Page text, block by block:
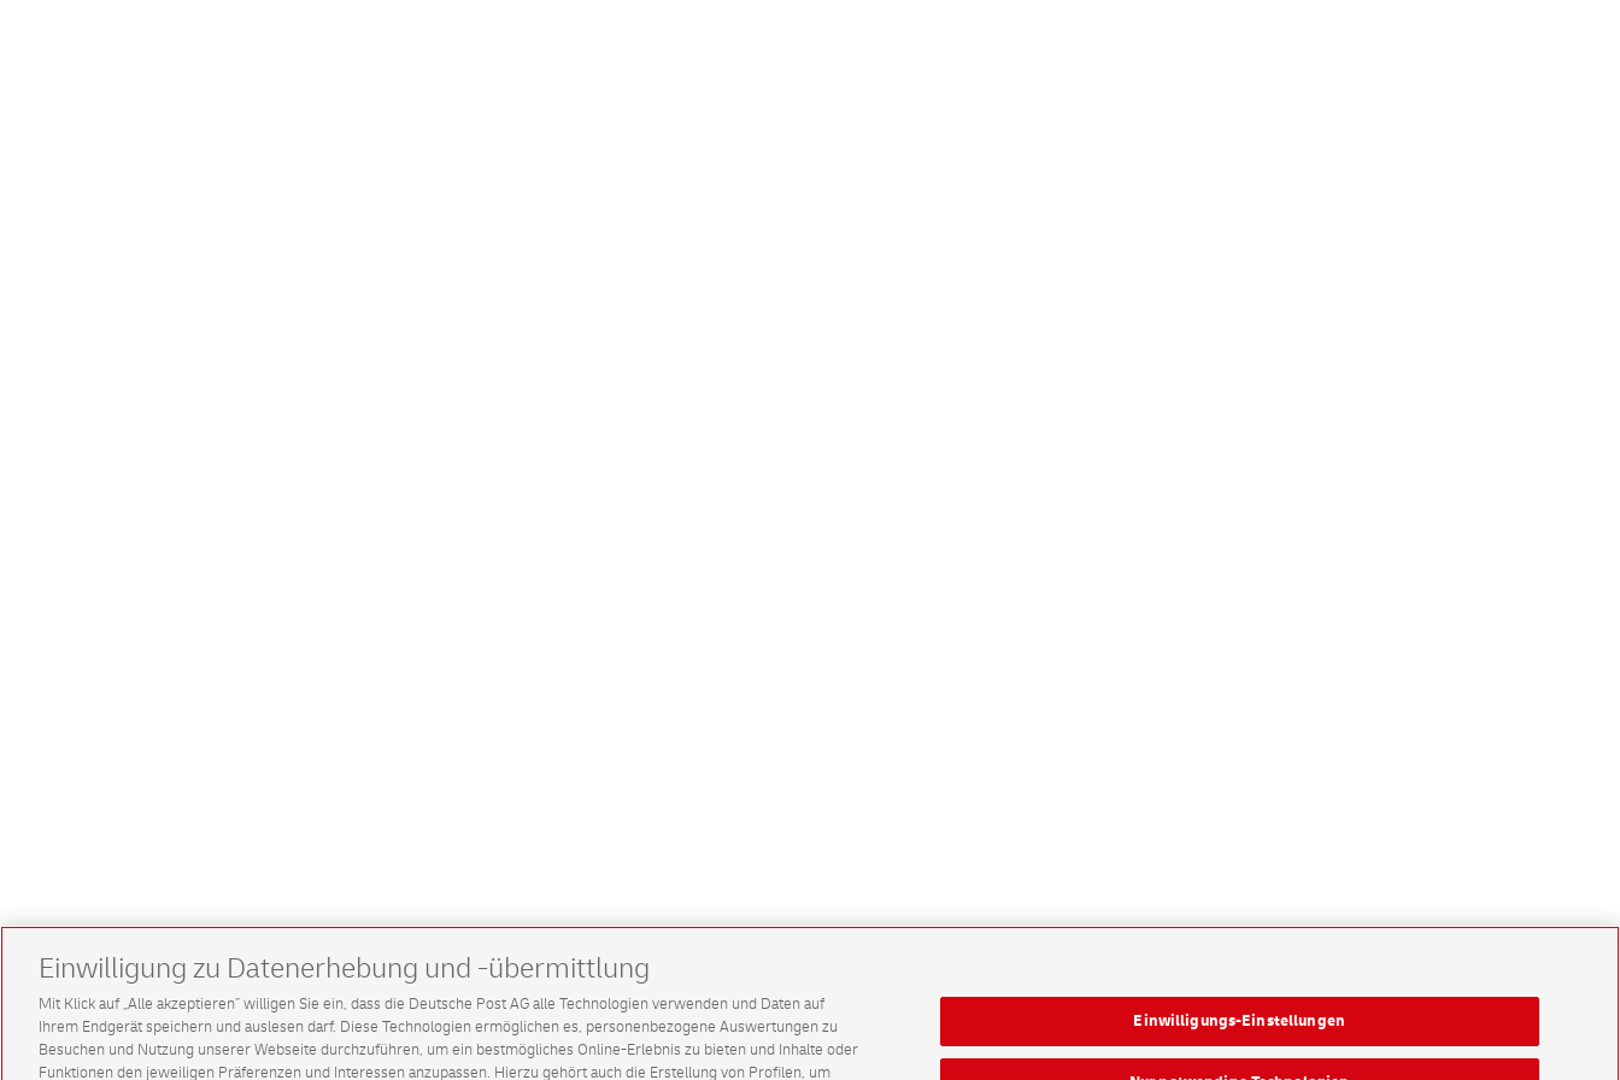
Einwilligung zu Datenerhebung und -übermittlung
Mit Klick auf „Alle akzeptieren” willigen Sie ein, dass die Deutsche Post AG alle Technologien verwenden und Daten auf
Ihrem Endgerät speichern und auslesen darf. Diese Technologien ermöglichen es, personenbezogene Auswertungen zu
Besuchen und Nutzung unserer Webseite durchzuführen, um ein bestmögliches Online-Erlebnis zu bieten und Inhalte oder
Funktionen den jeweiligen Präferenzen und Interessen anzupassen. Hierzu gehört auch die Erstellung von Profilen, um
Einwilligungs-Einstellungen